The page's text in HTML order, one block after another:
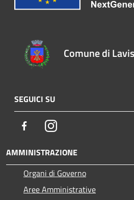
Comune di Lavis
SEGUICI SU
FacebookInstagram
AMMINISTRAZIONE
Organi di Governo
Aree Amministrative